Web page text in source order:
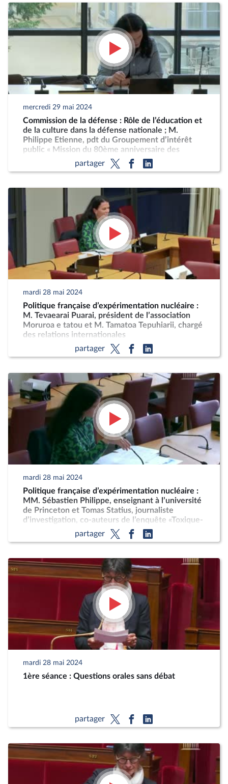
mercredi 29 mai 2024
Commission de la défense : Rôle de l’éducation et
de la culture dans la défense nationale ; M.
Philippe Etienne, pdt du Groupement d’intérêt
public « Mission du 80ème anniversaire des
débarquements, de la Libération de la France et
de la Victoire »
partager
mardi 28 mai 2024
Politique française d’expérimentation nucléaire :
M. Tevaearai Puarai, président de l’association
Moruroa e tatou et M. Tamatoa Tepuhiarii, chargé
des relations internationales
partager
mardi 28 mai 2024
Politique française d’expérimentation nucléaire :
MM. Sébastien Philippe, enseignant à l’université
de Princeton et Tomas Statius, journaliste
d’investigation, co-auteurs de l’enquête «Toxique-
enquête sur les essais nucléaires français en
partager
mardi 28 mai 2024
1ère séance : Questions orales sans débat
partager